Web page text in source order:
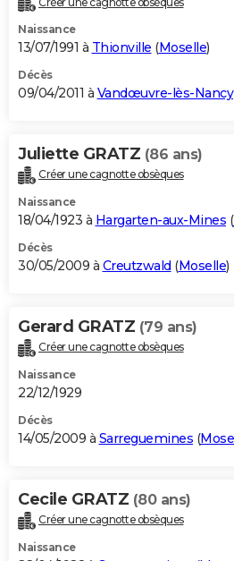
Naissance
13/07/1991 à Thionville (Moselle)
Décès
09/04/2011 à Vandœuvre-lès-Nancy
Juliette GRATZ (86 ans)
Créer une cagnotte obsèques
Naissance
18/04/1923 à Hargarten-aux-Mines (
Décès
30/05/2009 à Creutzwald (Moselle)
Gerard GRATZ (79 ans)
Créer une cagnotte obsèques
Naissance
22/12/1929
Décès
14/05/2009 à Sarreguemines (
Cecile GRATZ (80 ans)
Créer une cagnotte obsèques
Naissance